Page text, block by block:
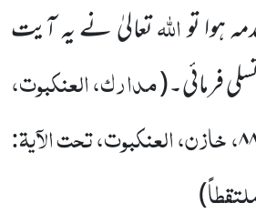
ہوا تواللہتعالیٰ نے یہ آیت
فرمائی۔(مدارک، العنکبوت،
، خازن، العنکبوت، تحت الآیۃ:
)